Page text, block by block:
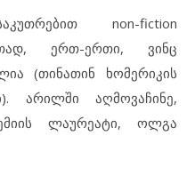
non-fiction
ერთ-ერთი, ვინც
(თინათინ ხომერიკის
არილში აღმოვაჩინე,
ლაურეატი, ოლგა